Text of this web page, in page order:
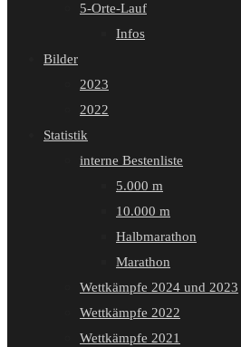
5-Orte-Lauf
Infos
Bilder
2023
2022
Statistik
interne Bestenliste
5.000 m
10.000 m
Halbmarathon
Marathon
Wettkämpfe 2024 und 2023
Wettkämpfe 2022
Wettkämpfe 2021